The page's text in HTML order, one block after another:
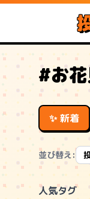
#お
✨ 新着
並び替え:
人気タグ